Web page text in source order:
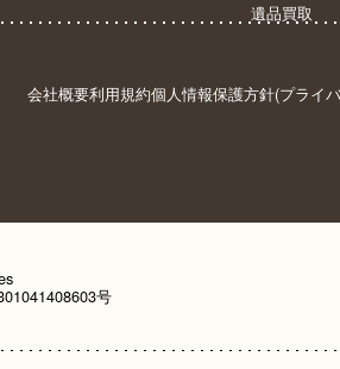
遺品買取
会社概要利用規約個人情報保護方針(プライ
号